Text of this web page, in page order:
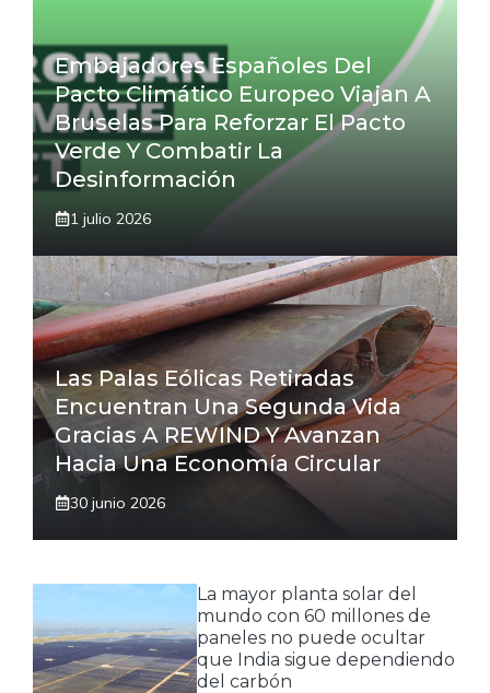
Embajadores Españoles Del
Pacto Climático Europeo Viajan A
Bruselas Para Reforzar El Pacto
Verde Y Combatir La
Desinformación
1 julio 2026
Las Palas Eólicas Retiradas
Encuentran Una Segunda Vida
Gracias A REWIND Y Avanzan
Hacia Una Economía Circular
30 junio 2026
La mayor planta solar del
mundo con 60 millones de
paneles no puede ocultar
que India sigue dependiendo
del carbón